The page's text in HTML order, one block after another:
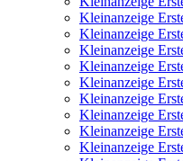
Kleinanzeige
Kleinanzeige
Kleinanzeige
Kleinanzeige
Kleinanzeige
Kleinanzeige
Kleinanzeige
Kleinanzeige
Kleinanzeige